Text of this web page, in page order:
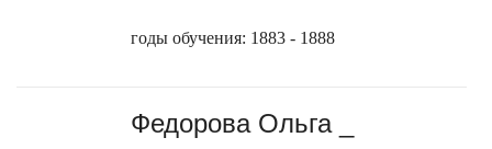
годы обучения: 1883 - 1888
Федорова Ольга _